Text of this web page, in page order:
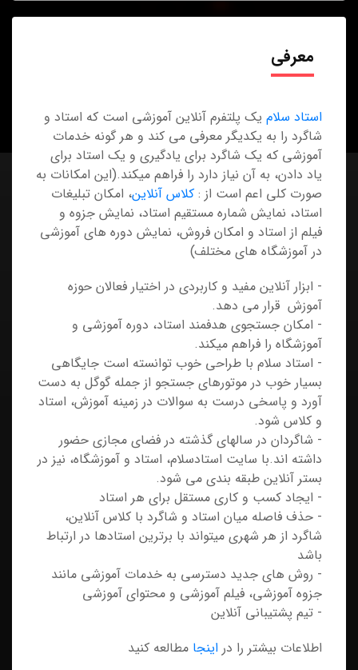
معرفی
استاد سلام یک پلتفرم آنلاین آموزشی است که استاد و
شاگرد را به یکدیگر معرفی می کند و هر گونه خدمات
آموزشی که یک شاگرد برای یادگیری و یک استاد برای
یاد دادن، به آن نیاز دارد را فراهم میکند.(این امکانات به
صورت کلی اعم است از : کلاس آنلاین، امکان تبلیغات
استاد، نمایش شماره مستقیم استاد، نمایش جزوه و
فیلم از استاد و امکان فروش، نمایش دوره های آموزشی
در آموزشگاه های مختلف)
- ابزار آنلاین مفید و کاربردی در اختیار فعالان حوزه
آموزش قرار می دهد.
- امکان جستجوی هدفمند استاد، دوره آموزشی و
آموزشگاه را فراهم میکند.
- استاد سلام با طراحی خوب توانسته است جایگاهی
بسیار خوب در موتورهای جستجو از جمله گوگل به دست
آورد و پاسخی درست به سوالات در زمینه آموزش، استاد
و کلاس شود.
- شاگردان در سالهای گذشته در فضای مجازی حضور
داشته اند.با سایت استادسلام، استاد و آموزشگاه، نیز در
بستر آنلاین طبقه بندی می شود.
- ایجاد کسب و کاری مستقل برای هر استاد
- حذف فاصله میان استاد و شاگرد با کلاس آنلاین،
شاگرد از هر شهری میتواند با برترین استادها در ارتباط
باشد
- روش های جدید دسترسی به خدمات آموزشی مانند
جزوه آموزشی، فیلم آموزشی و محتوای آموزشی
- تیم پشتیبانی آنلاین
اطلاعات بیشتر را در اینجا مطالعه کنید